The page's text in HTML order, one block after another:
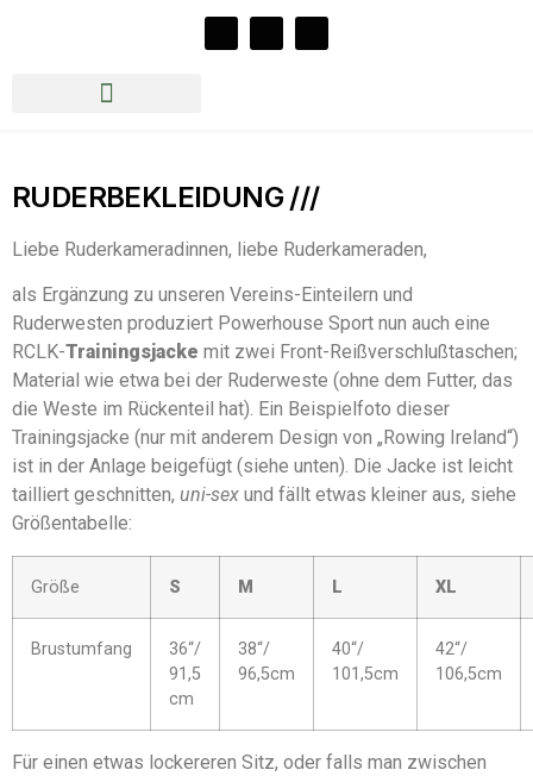
RUDERBEKLEIDUNG ///
Liebe Ruderkameradinnen, liebe Ruderkameraden,
als Ergänzung zu unseren Vereins-Einteilern und
Ruderwesten produziert Powerhouse Sport nun auch eine
RCLK-Trainingsjacke mit zwei Front-Reißverschlußtaschen;
Material wie etwa bei der Ruderweste (ohne dem Futter, das
die Weste im Rückenteil hat). Ein Beispielfoto dieser
Trainingsjacke (nur mit anderem Design von „Rowing Ireland“)
ist in der Anlage beigefügt (siehe unten). Die Jacke ist leicht
tailliert geschnitten, uni-sex und fällt etwas kleiner aus, siehe
Größentabelle:
Größe S M L XL
Brustumfang
36“/
91,5
cm
38“/
96,5cm
40“/
101,5cm
42“/
106,5cm
Für einen etwas lockereren Sitz, oder falls man zwischen